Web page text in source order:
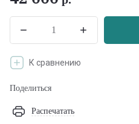
К сравнению
Поделиться
Распечатать